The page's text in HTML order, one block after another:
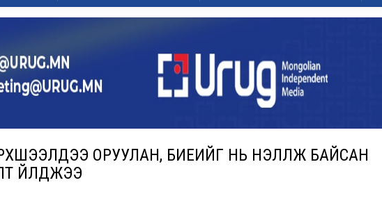
ОРУУЛАН, БИЕИЙГ НЬ ҮНЭЛҮҮЛЖ БАЙСАН
ҮЙЛДЖЭЭ